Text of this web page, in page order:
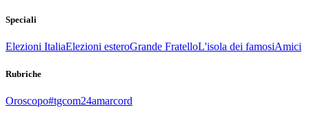
Speciali
Elezioni ItaliaElezioni esteroGrande FratelloL'isola dei famosiAmici
Rubriche
Oroscopo#tgcom24amarcord